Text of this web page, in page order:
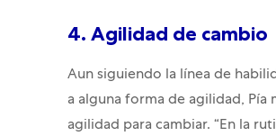
4. Agilidad de cambio
Aun siguiendo la línea de
a alguna forma de agilidad, Pía
agilidad para cambiar. “En la